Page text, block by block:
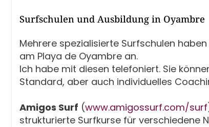
Surfschulen und Ausbildung in Oyambre
Mehrere spezialisierte Surfschulen
am Playa de Oyambre an.
Ich habe mit diesen telefoniert. Sie
Standard, aber auch individuelles
Amigos Surf (www.amigossurf.com/surf
strukturierte Surfkurse für verschiedene